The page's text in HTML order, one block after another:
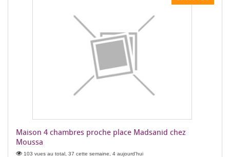
Maison 4 chambres proche place Madsanid chez
Moussa
103 vues au total, 37 cette semaine, 4 aujourd'hui